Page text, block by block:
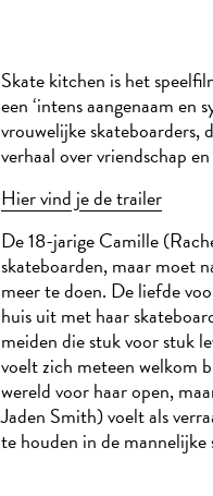
Skate kitchen is het
een ‘intens aangenaam
vrouwelijke skateboarders,
verhaal over vriendschap
Hier vind je de trailer
De 18-jarige Camille
skateboarden, maar moet
meer te doen. De liefde
huis uit met haar
meiden die stuk voor stuk
voelt zich meteen welkom
wereld voor haar open,
Jaden Smith) voelt als
te houden in de mannelijke